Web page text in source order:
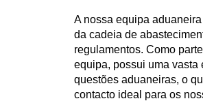
A nossa equipa
da cadeia de
regulamentos. Como
equipa, possui uma vasta
questões aduaneiras, o
contacto ideal para os